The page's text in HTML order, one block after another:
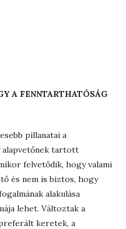
A FENNTARTHATÓSÁG
pillanatai a
tartott
felvetődik, hogy valami
és nem is biztos, hogy
alakulása
lehet. Változtak a
keretek, a